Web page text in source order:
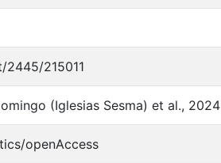
2445/215011
(Iglesias Sesma) et al., 2024
openAccess